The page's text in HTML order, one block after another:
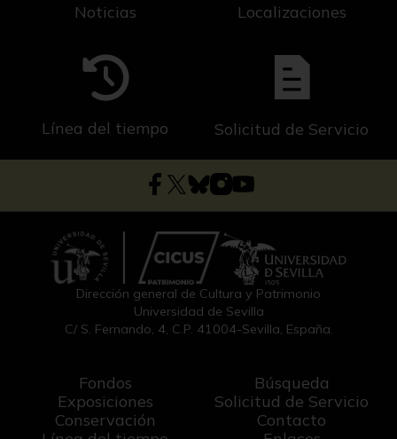
Noticias Localizaciones
Línea del tiempo Solicitud de Servicio
Dirección general de Cultura y Patrimonio
Universidad de Sevilla
C/ S. Fernando, 4, C.P. 41004-Sevilla, España.
Fondos
Exposiciones
Conservación
Búsqueda
Solicitud de Servicio
Contacto